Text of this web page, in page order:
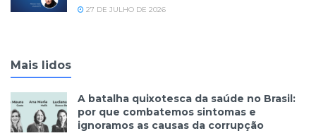
27 DE JULHO DE 2026
Mais lidos
A batalha quixotesca da saúde no Brasil:
por que combatemos sintomas e
ignoramos as causas da corrupção